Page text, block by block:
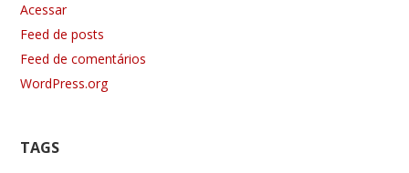
Acessar
Feed de posts
Feed de comentários
WordPress.org
TAGS